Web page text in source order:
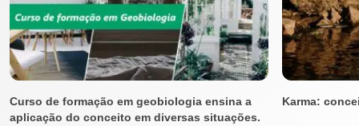
Curso de formação em geobiologia ensina a
aplicação do conceito em diversas situações.
Karma: